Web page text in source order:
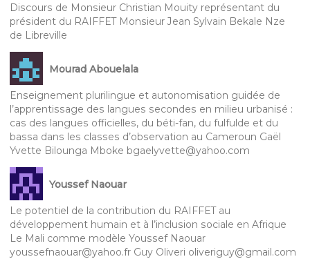
Discours de Monsieur Christian Mouity représentant du
président du RAIFFET Monsieur Jean Sylvain Bekale Nze
de Libreville
Mourad Abouelala
Enseignement plurilingue et autonomisation guidée de
l’apprentissage des langues secondes en milieu urbanisé :
cas des langues officielles, du béti-fan, du fulfulde et du
bassa dans les classes d’observation au Cameroun Gaël
Yvette Bilounga Mboke bgaelyvette@yahoo.com
Youssef Naouar
Le potentiel de la contribution du RAIFFET au
développement humain et à l’inclusion sociale en Afrique
Le Mali comme modèle Youssef Naouar
youssefnaouar@yahoo.fr Guy Oliveri oliveriguy@gmail.com